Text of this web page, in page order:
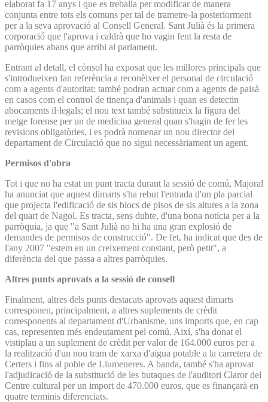
elaborat fa 17 anys i que es treballa per modificar de manera
conjunta entre tots els comuns per tal de trametre-la posteriorment
per a la seva aprovació al Consell General. Sant Julià és la primera
corporació que l'aprova i caldrà que ho vagin fent la resta de
parròquies abans que arribi al parlament.
Entrant al detall, el cònsol ha exposat que les millores principals que
s'introdueixen fan referència a reconèixer el personal de circulació
com a agents d'autoritat; també podran actuar com a agents de paisà
en casos com el control de tinença d'animals i quan es detectin
abocaments il·legals; el nou text també substitueix la figura del
metge forense per un de medicina general quan s'hagin de fer les
revisions obligatòries, i es podrà nomenar un nou director del
departament de Circulació que no sigui necessàriament un agent.
Permisos d'obra
Tot i que no ha estat un punt tracta durant la sessió de comú, Majoral
ha anunciat que aquest dimarts s'ha rebut l'entrada d'un pla parcial
que projecta l'edificació de sis blocs de pisos de sis altures a la zona
del quart de Nagol. Es tracta, sens dubte, d'una bona notícia per a la
parròquia, ja que "a Sant Julià no hi ha una gran explosió de
demandes de permisos de construcció". De fet, ha indicat que des de
l'any 2007 "estem en un creixement constant, però petit", a
diferència del que passa a altres parròquies.
Altres punts aprovats a la sessió de consell
Finalment, altres dels punts destacats aprovats aquest dimarts
corresponen, principalment, a altres suplements de crèdit
corresponents al departament d'Urbanisme, uns imports que, en cap
cas, representen més endeutament pel comú. Així, s'ha donat el
vistiplau a un suplement de crèdit per valor de 164.000 euros per a
la realització d'un nou tram de xarxa d'aigua potable a la carretera de
Certers i fins al poble de Llumeneres. A banda, també s'ha aprovat
l'adjudicació de la substitució de les butaques de l'auditori Claror del
Centre cultural per un import de 470.000 euros, que es finançarà en
quatre terminis diferenciats.